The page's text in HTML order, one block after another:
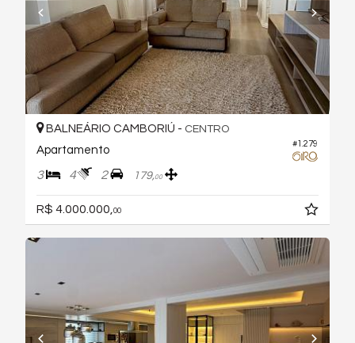
#1.279
BALNEÁRIO CAMBORIÚ - CENTRO
Apartamento
3 4 2 179,00
R$ 4.000.000, 00